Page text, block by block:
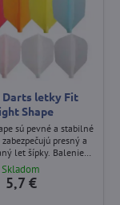
Darts letky Fit
Shape
sú pevné a stabilné
presný a
let šípky. Balenie
3 kusy.
Skladom
5,7 €